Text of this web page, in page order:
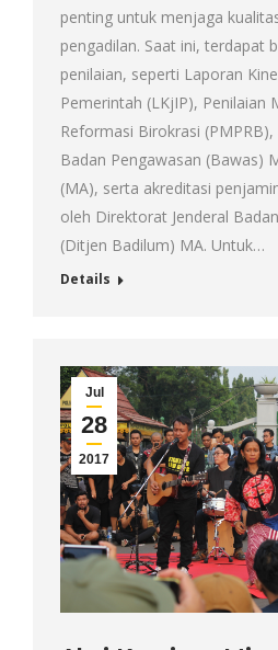
penting untuk menjaga
pengadilan. Saat ini, terdapat
penilaian, seperti Laporan
Pemerintah (LKjIP), Penilaian
Reformasi Birokrasi
Badan Pengawasan (Bawas)
(MA), serta akreditasi
oleh Direktorat Jenderal
(Ditjen Badilum) MA. Untuk…
Details
Jul
28
2017